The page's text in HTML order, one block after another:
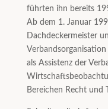
führten ihn bereits
Ab dem 1. Januar
Dachdeckermeister
als Assistenz der
Bereichen Recht und